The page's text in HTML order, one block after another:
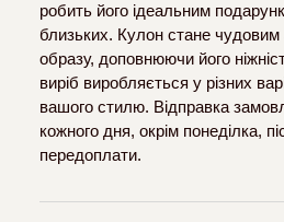
робить його ідеальним
близьких. Кулон стане
образу, доповнюючи його
виріб виробляється у різних
вашого стилю. Відправка
кожного дня, окрім понеділка,
передоплати.